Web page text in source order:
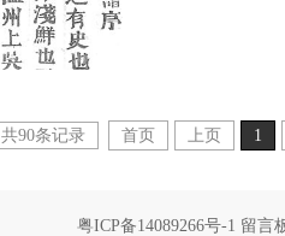
共90条记录 首页 上页 1
粤ICP备14089266号-1 留言